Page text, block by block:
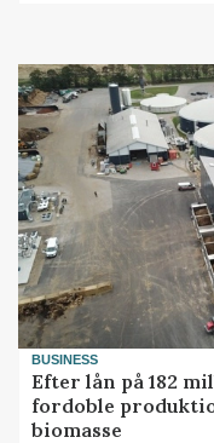
BUSINESS
Efter lån på 182
fordoble
biomasse